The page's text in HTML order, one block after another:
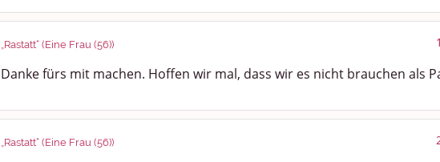
„Rastatt“ (Eine Frau (56))
Danke fürs mit machen. Hoffen wir mal, dass wir es nicht brauchen als
„Rastatt“ (Eine Frau (56))